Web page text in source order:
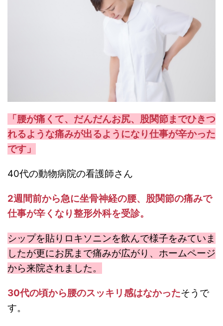
「腰が痛くて、だんだんお尻、股関節までひきつ
れるような痛みが出るようになり仕事が辛かった
です」
40代の動物病院の看護師さん
2週間前から急に坐骨神経の腰、股関節の痛みで
仕事が辛くなり整形外科を受診。
シップを貼りロキソニンを飲んで様子をみていま
したが更にお尻まで痛みが広がり、ホームページ
から来院されました。
30代の頃から腰のスッキリ感はなかったそうで
す。